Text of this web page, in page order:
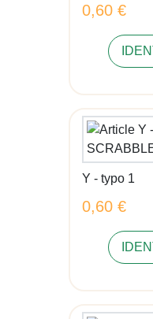
0,60 €
Y - typo 1
0,60 €